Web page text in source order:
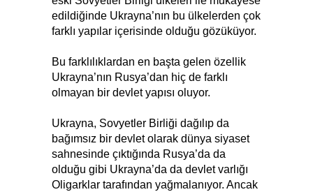
edildiğinde Ukrayna’nın bu ülkelerden çok
farklı yapılar içerisinde olduğu gözüküyor.
Bu farklılıklardan en başta gelen özellik
Ukrayna’nın Rusya’dan hiç de farklı
olmayan bir devlet yapısı oluyor.
Ukrayna, Sovyetler Birliği dağılıp da
bağımsız bir devlet olarak dünya siyaset
sahnesinde çıktığında Rusya’da da
olduğu gibi Ukrayna’da da devlet varlığı
Oligarklar tarafından yağmalanıyor. Ancak